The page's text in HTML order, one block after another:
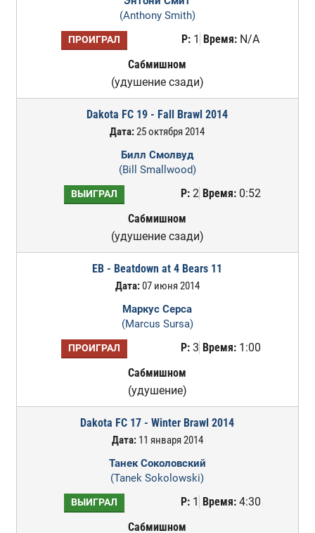
(Anthony Smith)
ПРОИГРАЛ Р: 1 Время: N/A
Сабмишном
(удушение сзади)
Dakota FC 19 - Fall Brawl 2014
Дата:25 октября 2014
Билл Смолвуд
(Bill Smallwood)
ВЫИГРАЛ Р:2 Время:0:52
Сабмишном
(удушение сзади)
EB - Beatdown at 4 Bears 11
Дата:07 июня 2014
Маркус Серса
(Marcus Sursa)
ПРОИГРАЛ Р:3 Время:1:00
Сабмишном
(удушение)
Dakota FC 17 - Winter Brawl 2014
Дата:11 января 2014
Танек Соколовский
(Tanek Sokolowski)
ВЫИГРАЛ Р:1 Время:4:30
Сабмишном